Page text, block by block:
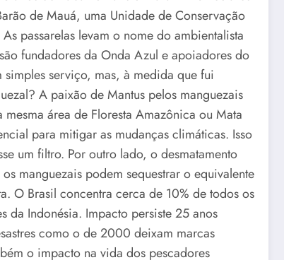
de Mauá, uma Unidade de Conservação
passarelas levam o nome do ambientalista
fundadores da Onda Azul e apoiadores do
serviço, mas, à medida que fui
A paixão de Mantus pelos manguezais
área de Floresta Amazônica ou Mata
para mitigar as mudanças climáticas. Isso
um filtro. Por outro lado, o desmatamento
manguezais podem sequestrar o equivalente
O Brasil concentra cerca de 10% de todos os
da Indonésia. Impacto persiste 25 anos
como o de 2000 deixam marcas
o impacto na vida dos pescadores